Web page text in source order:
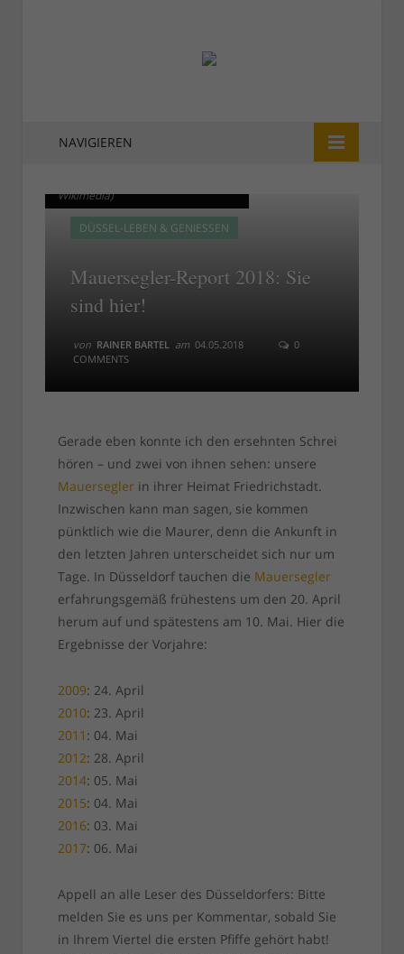
NAVIGIEREN
Wikimedia)
DÜSSEL-LEBEN & GENIESSEN
Mauersegler-Report 2018: Sie
sind hier!
von RAINER BARTEL am 04.05.2018
0
COMMENTS
Wikimedia)
Gerade eben konnte ich den ersehnten Schrei
hören – und zwei von ihnen sehen: unsere
Mauerseglerin ihrer Heimat Friedrichstadt.
Inzwischen kann man sagen, sie kommen
pünktlich wie die Maurer, denn die Ankunft in
den letzten Jahren unterscheidet sich nur um
Tage. In Düsseldorf tauchen die Mauersegler
erfahrungsgemäß frühestens um den 20. April
herum auf und spätestens am 10. Mai. Hier die
Ergebnisse der Vorjahre:
2009: 24. April
2010: 23. April
2011 : 04. Mai
2012: 28. April
2014: 05. Mai
2015: 04. Mai
2016: 03. Mai
2017: 06. Mai
Appell an alle Leser des Düsseldorfers: Bitte
melden Sie es uns per Kommentar, sobald Sie
in Ihrem Viertel die ersten Pfiffe gehört habt!